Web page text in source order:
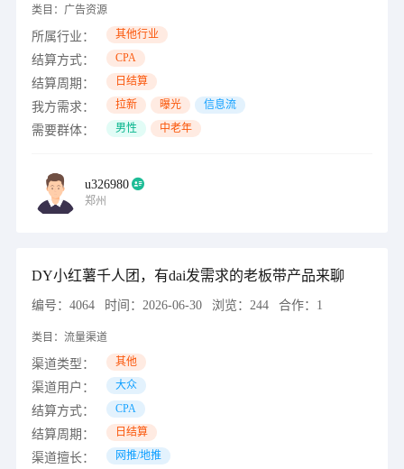
类目： 广告资源
所属行业： 其他行业
结算方式： CPA
结算周期： 日结算
我方需求： 拉新 曝光 信息流
需要群体： 男性 中老年
u326980
郑州
DY小红薯千人团，有dai发需求的老板带产品来聊
编号： 4064 时间： 2026-06-30 浏览： 244 合作： 1
类目： 流量渠道
渠道类型： 其他
渠道用户： 大众
结算方式： CPA
结算周期： 日结算
渠道擅长： 网推/地推